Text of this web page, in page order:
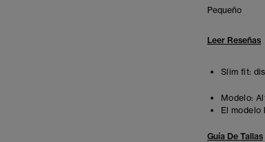
Pequeño
Leer Reseñas
Slim fit:
Modelo:
El modelo
Guía De Tallas